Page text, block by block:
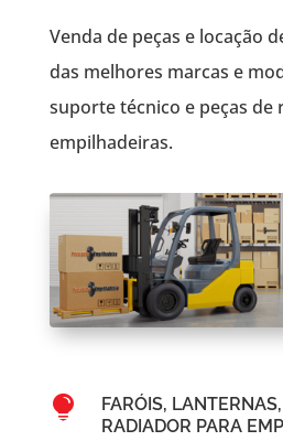
Venda de peças e locação
das melhores marcas e
suporte técnico e peças de
empilhadeiras.

FARÓIS,
RADIADOR PARA